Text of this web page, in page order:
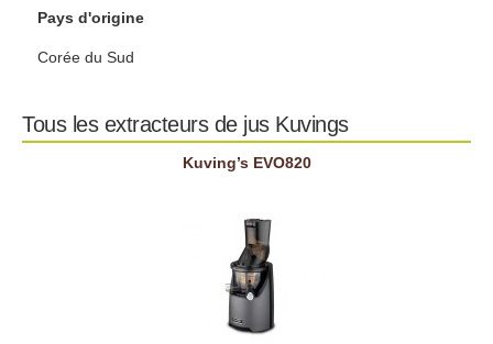
Pays d'origine
Corée du Sud
Tous les extracteurs de jus Kuvings
Kuving’s EVO820